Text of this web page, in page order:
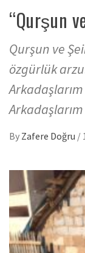
“Qurşun
Qurşun ve
özgürlük
Arkadaşlarım
By Zafere Doğru /